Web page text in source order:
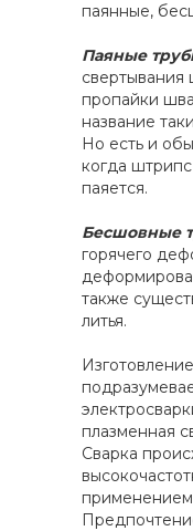
паянные,
Паяные
пропайки
название
Но есть и
когда
паяется.
Бесшовные
горячего
также
литья.
Изготовление
плазменная
Сварка
применением